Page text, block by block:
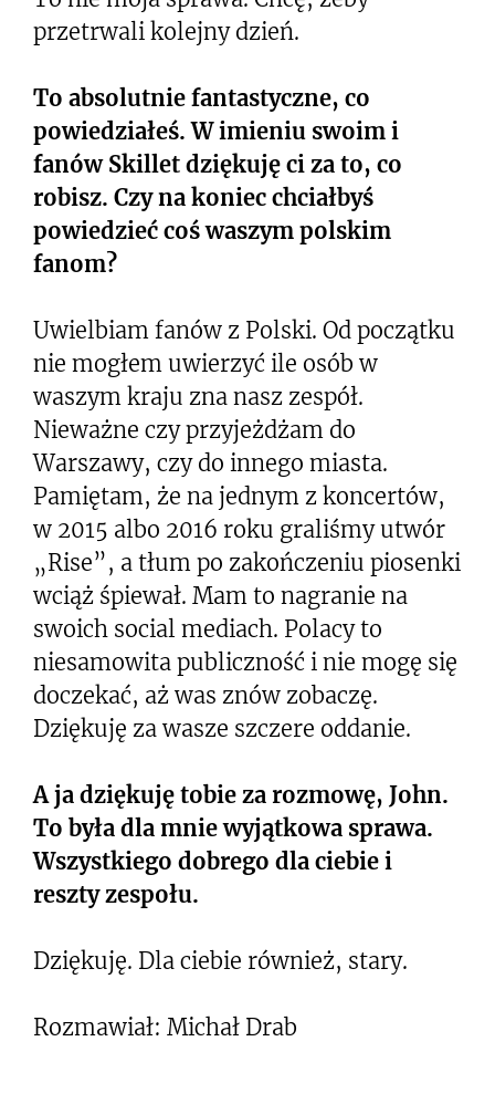
przetrwali kolejny dzień.
To absolutnie fantastyczne, co
powiedziałeś. W imieniu swoim i
fanów Skillet dziękuję ci za to, co
robisz. Czy na koniec chciałbyś
powiedzieć coś waszym polskim
fanom?
Uwielbiam fanów z Polski. Od początku
nie mogłem uwierzyć ile osób w
waszym kraju zna nasz zespół.
Nieważne czy przyjeżdżam do
Warszawy, czy do innego miasta.
Pamiętam, że na jednym z koncertów,
w 2015 albo 2016 roku graliśmy utwór
„Rise”, a tłum po zakończeniu piosenki
wciąż śpiewał. Mam to nagranie na
swoich social mediach. Polacy to
niesamowita publiczność i nie mogę się
doczekać, aż was znów zobaczę.
Dziękuję za wasze szczere oddanie.
A ja dziękuję tobie za rozmowę, John.
To była dla mnie wyjątkowa sprawa.
Wszystkiego dobrego dla ciebie i
reszty zespołu.
Dziękuję. Dla ciebie również, stary.
Rozmawiał: Michał Drab